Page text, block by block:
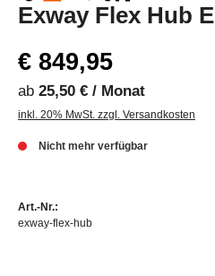
Exway Flex Hub
€ 849,95
ab 25,50 € / Monat
inkl. 20% MwSt. zzgl. Versandkosten
Nicht mehr verfügbar
Art.-Nr.:
exway-flex-hub